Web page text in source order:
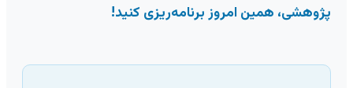
پژوهشی، همین امروز برنامه‌ریزی کنید!